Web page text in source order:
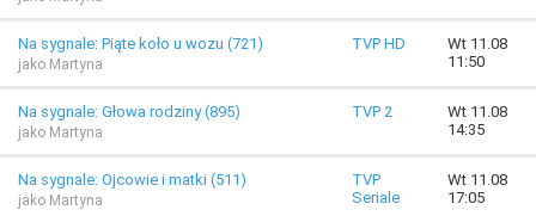
Na sygnale: Piąte koło u wozu (721)
jako Martyna
TVP HD
Wt 11.08
11:50
Na sygnale: Głowa rodziny (895)
jako Martyna
TVP 2
Wt 11.08
14:35
Na sygnale: Ojcowie i matki (511)
jako Martyna
TVP
Seriale
Wt 11.08
17:05